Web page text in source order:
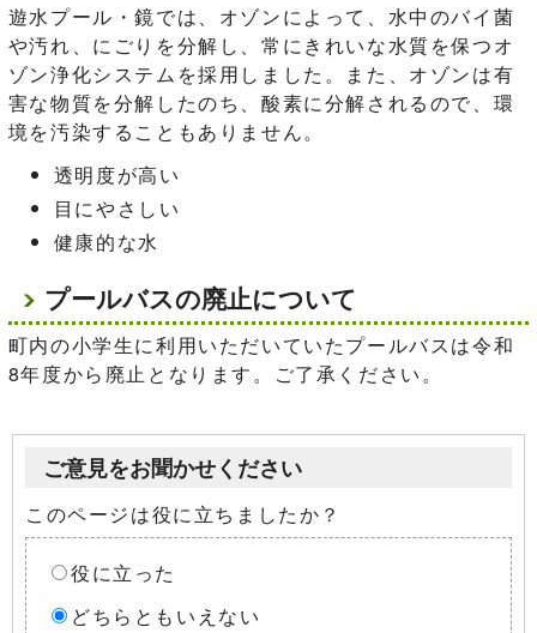
遊水プール・鏡では、オゾンによって、水中のバイ菌
や汚れ、にごりを分解し、常にきれいな水質を保つオ
ゾン浄化システムを採用しました。また、オゾンは有
害な物質を分解したのち、酸素に分解されるので、環
境を汚染することもありません。
透明度が高い
目にやさしい
健康的な水
プールバスの廃止について
町内の小学生に利用いただいていたプールバスは令和
8年度から廃止となります。ご了承ください。
ご意見をお聞かせください
このページは役に立ちましたか？
役に立った
どちらともいえない